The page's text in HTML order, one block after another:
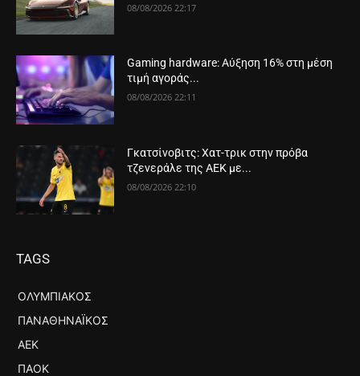
08/08/2026 22:17
Gaming hardware: Αύξηση 16% στη μέση
τιμή αγοράς...
08/08/2026 22:11
Γκατσίνοβιτς: Χατ-τρικ στην πρόβα
τζενεράλε της ΑΕΚ με...
08/08/2026 22:10
TAGS
ΟΛΥΜΠΙΑΚΌΣ
ΠΑΝΑΘΗΝΑΪΚΌΣ
ΑΕΚ
ΠΑΟΚ